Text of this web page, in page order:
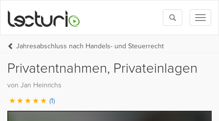
Toggle
search
Jahresabschluss nach Handels- und Steuerrecht
Privatentnahmen, Privateinlagen
von Jan Heinrichs
(1)